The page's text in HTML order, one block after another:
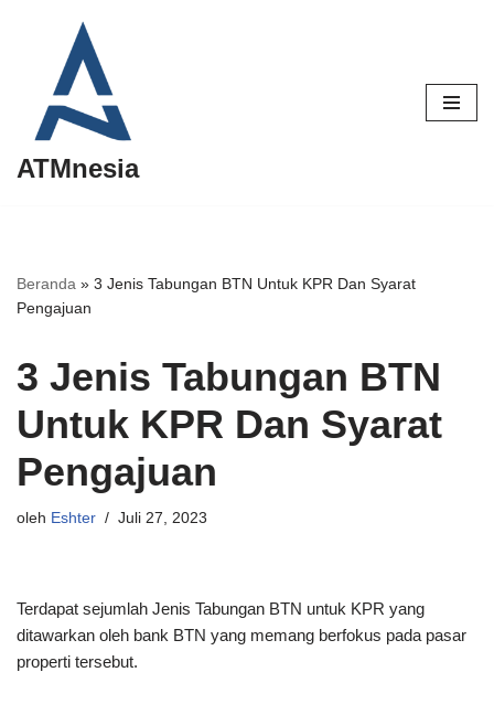
Lompat
konten
ATMnesia
Beranda » 3 Jenis Tabungan BTN Untuk KPR Dan Syarat
Pengajuan
3 Jenis Tabungan BTN
Untuk KPR Dan Syarat
Pengajuan
oleh Eshter Juli 27, 2023
Terdapat sejumlah Jenis Tabungan BTN untuk KPR yang
ditawarkan oleh bank BTN yang memang berfokus pada pasar
properti tersebut.